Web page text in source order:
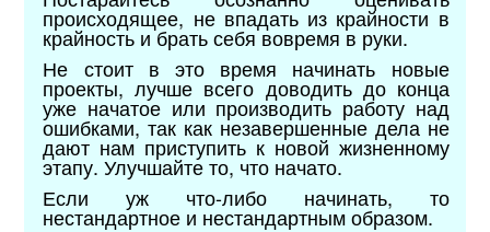
происходящее, не впадать из крайности в
крайность и брать себя вовремя в руки.
Не стоит в это время начинать новые
проекты, лучше всего доводить до конца
уже начатое или производить работу над
ошибками, так как незавершенные дела не
дают нам приступить к новой жизненному
этапу. Улучшайте то, что начато.
Если уж что-либо начинать, то
нестандартное и нестандартным образом.